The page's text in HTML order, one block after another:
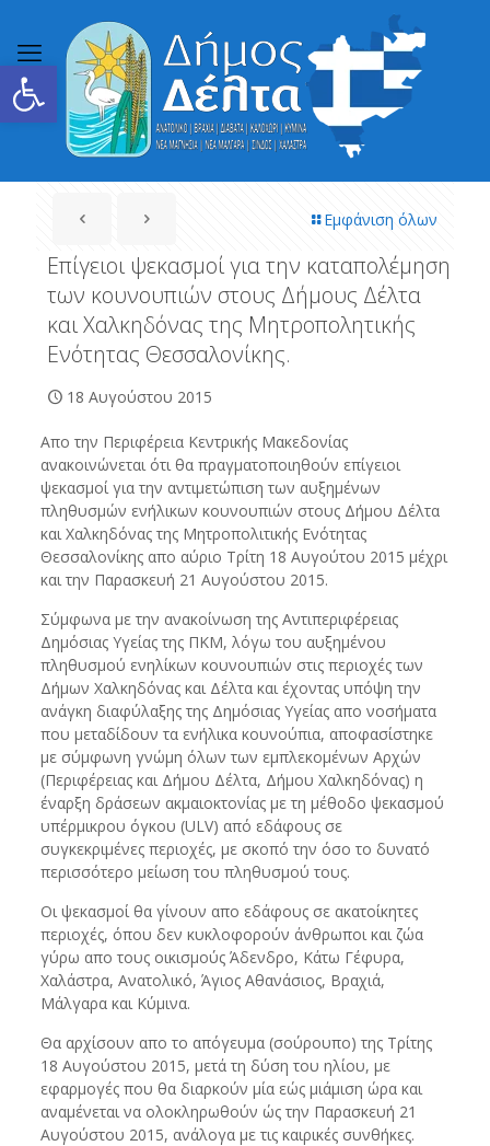
Ανοίξτε τη γραμμή εργαλείων
Εμφάνιση όλων
Επίγειοι ψεκασμοί για την καταπολέμηση
των κουνουπιών στους Δήμους Δέλτα
και Χαλκηδόνας της Μητροπολητικής
Ενότητας Θεσσαλονίκης.
18 Αυγούστου 2015
Απο την Περιφέρεια Κεντρικής Μακεδονίας
ανακοινώνεται ότι θα πραγματοποιηθούν επίγειοι
ψεκασμοί για την αντιμετώπιση των αυξημένων
πληθυσμών ενήλικων κουνουπιών στους Δήμου Δέλτα
και Χαλκηδόνας της Μητροπολιτικής Ενότητας
Θεσσαλονίκης απο αύριο Τρίτη 18 Αυγούτου 2015 μέχρι
και την Παρασκευή 21 Αυγούστου 2015.
Σύμφωνα με την ανακοίνωση της Αντιπεριφέρειας
Δημόσιας Υγείας της ΠΚΜ, λόγω του αυξημένου
πληθυσμού ενηλίκων κουνουπιών στις περιοχές των
Δήμων Χαλκηδόνας και Δέλτα και έχοντας υπόψη την
ανάγκη διαφύλαξης της Δημόσιας Υγείας απο νοσήματα
που μεταδίδουν τα ενήλικα κουνούπια, αποφασίστηκε
με σύμφωνη γνώμη όλων των εμπλεκομένων Αρχών
(Περιφέρειας και Δήμου Δέλτα, Δήμου Χαλκηδόνας) η
έναρξη δράσεων ακμαιοκτονίας με τη μέθοδο ψεκασμού
υπέρμικρου όγκου (ULV) από εδάφους σε
συγκεκριμένες περιοχές, με σκοπό την όσο το δυνατό
περισσότερο μείωση του πληθυσμού τους.
Οι ψεκασμοί θα γίνουν απο εδάφους σε ακατοίκητες
περιοχές, όπου δεν κυκλοφορούν άνθρωποι και ζώα
γύρω απο τους οικισμούς Άδενδρο, Κάτω Γέφυρα,
Χαλάστρα, Ανατολικό, Άγιος Αθανάσιος, Βραχιά,
Μάλγαρα και Κύμινα.
Θα αρχίσουν απο το απόγευμα (σούρουπο) της Τρίτης
18 Αυγούστου 2015, μετά τη δύση του ηλίου, με
εφαρμογές που θα διαρκούν μία εώς μιάμιση ώρα και
αναμένεται να ολοκληρωθούν ώς την Παρασκευή 21
Αυγούστου 2015, ανάλογα με τις καιρικές συνθήκες.